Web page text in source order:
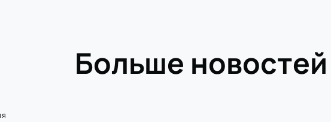
Больше новостей